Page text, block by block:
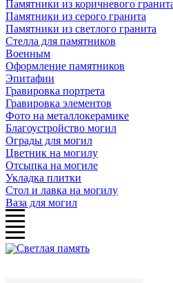
Памятники из коричневого
Памятники из серого гранита
Памятники из светлого гранита
Стелла для памятников
Военным
Оформление памятников
Эпитафии
Гравировка портрета
Гравировка элементов
Фото на металлокерамике
Благоустройство могил
Ограды для могил
Цветник на могилу
Отсыпка на могиле
Укладка плитки
Стол и лавка на могилу
Ваза для могил